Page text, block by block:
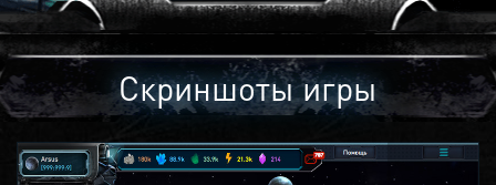
Скриншоты игры